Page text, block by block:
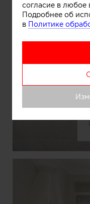
согласие в
Подробнее об
в Политике